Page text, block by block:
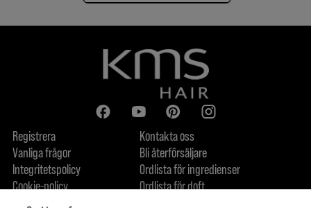
Registrera
Vanliga frågor
Integritetspolicy
Cookie-policy
Om oss
Kontakta oss
Bli återförsäljare
Ordlista för ingredienser
Ordlista för doft